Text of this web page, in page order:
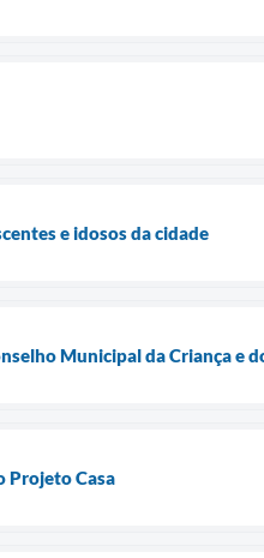
e idosos da cidade
Municipal da Criança e
Projeto Casa